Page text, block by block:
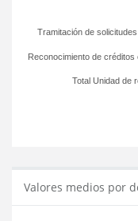
Total Unidad de
Reconocimiento de créditos
Tramitación de
Valores medios por